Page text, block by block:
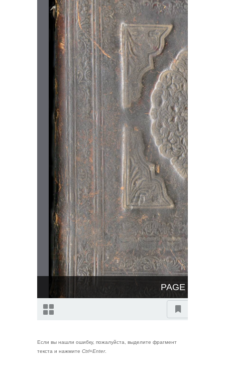
Если вы нашли ошибку, пожалуйста, выделите фрагмент
текста и нажмите Ctrl+Enter.